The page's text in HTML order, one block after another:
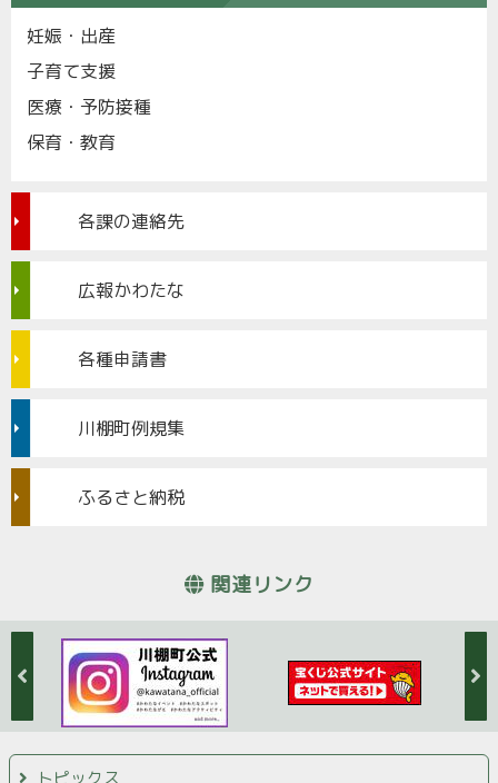
妊娠・出産
子育て支援
医療・予防接種
保育・教育
各課の連絡先
広報かわたな
各種申請書
川棚町例規集
ふるさと納税
関連リンク
トピックス